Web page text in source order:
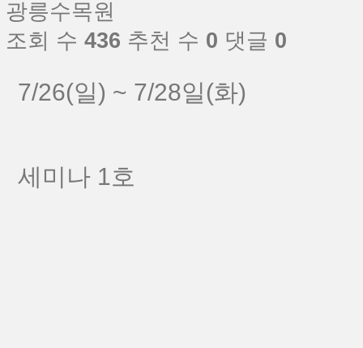
광릉수목원
조회 수 436 추천 수 0 댓글 0
7/26(일) ~ 7/28일(화)
세미나 1호